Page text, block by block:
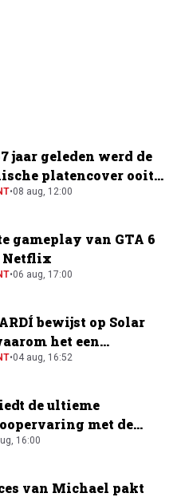
jaar geleden werd de
platencover ooit
•08 aug, 12:00
gameplay van GTA 6
Netflix
•06 aug, 17:00
bewijst op Solar
het een
is
•04 aug, 16:52
de ultieme
met de
2
16:00
van Michael pakt